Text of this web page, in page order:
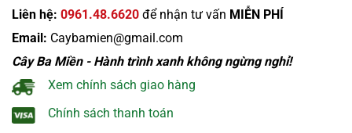
Liên hệ: 0961.48.6620 để nhận tư vấn MIỄN PHÍ
Email: Caybamien@gmail.com
Cây Ba Miền - Hành trình xanh không ngừng nghỉ!
Xem chính sách giao hàng
Chính sách thanh toán